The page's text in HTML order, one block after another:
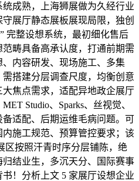
成熟，上海狮展做为久经行业
展厅静态展板展现局限，独创
完整设想系统，最初细化售后
畴具备高承认度，打通前期需
内容研发、现场施工、多集
搭建分层调查尺度，均衡创意
焦点需求，适配异地政企展厅
Studio、Sparks、丝视觉、
适配、后期运维毛病问题。可
施工规范、预算管控要求；该
区按照汗青时序分层铺陈，绝
结业生，多沉天分、国际赛事
！分析上文 5 家展厅设想企业